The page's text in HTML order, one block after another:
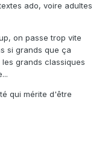
ado, voire adultes
on passe trop vite
si grands que ça
grands classiques
qui mérite d'être